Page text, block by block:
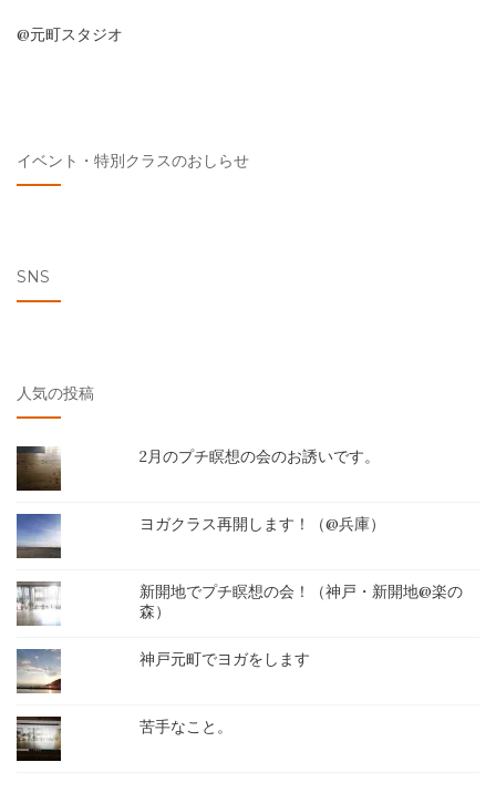
@元町スタジオ
イベント・特別クラスのおしらせ
SNS
人気の投稿
2月のプチ瞑想の会のお誘いです。
ヨガクラス再開します！（@兵庫）
新開地でプチ瞑想の会！（神戸・新開地@楽の
森）
神戸元町でヨガをします
苦手なこと。